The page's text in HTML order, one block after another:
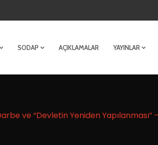
SODAP AÇIKLAMALAR YAYINLAR
ve “Devletin Yeniden Yapılanması”